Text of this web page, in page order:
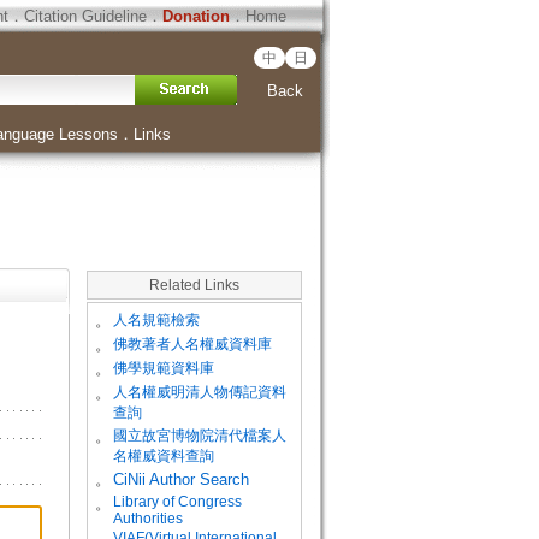
．Citation Guideline．Donation．Home
中 日
Back
Lessons ． Links
Related Links
。 人名規範檢索
。 佛教著者人名權威資料庫
。 佛學規範資料庫
。
人名權威明清人物傳記資料
查詢
。
國立故宮博物院清代檔案人
名權威資料查詢
。
CiNii Author Search
。
Library of Congress
Authorities